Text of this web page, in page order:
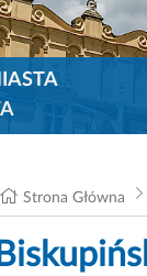
Strona Główna